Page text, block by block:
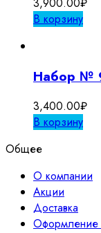
В корзину
Набор №
3,400.00₽
В корзину
Общее
О компании
Акции
Доставка
Оформление